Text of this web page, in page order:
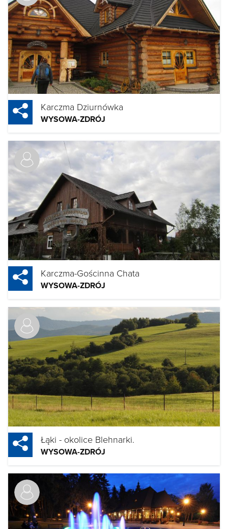
Karczma Dziurnówka
WYSOWA-ZDRÓJ
Karczma-Gościnna Chata
WYSOWA-ZDRÓJ
Łąki - okolice Blehnarki.
WYSOWA-ZDRÓJ